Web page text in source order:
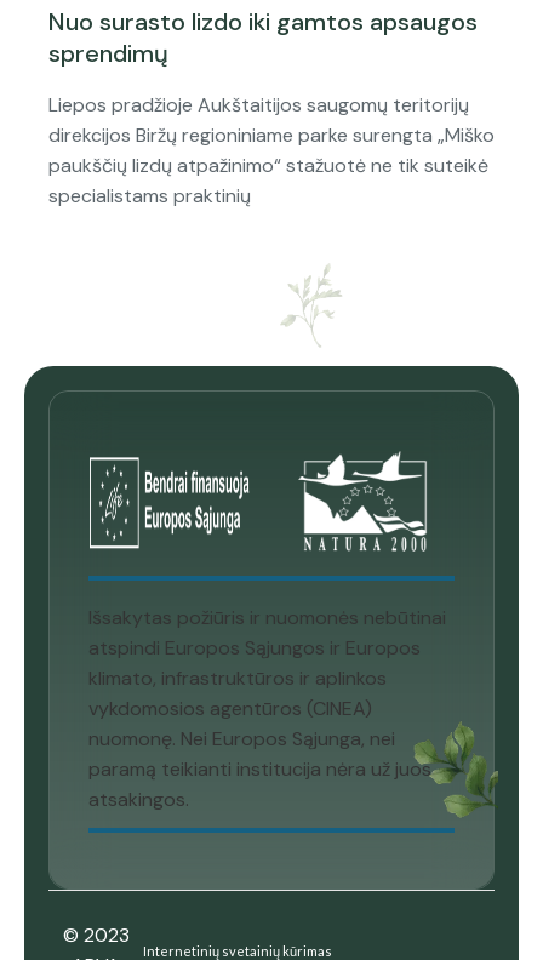
Nuo surasto lizdo iki gamtos apsaugos
sprendimų
Liepos pradžioje Aukštaitijos saugomų teritorijų
direkcijos Biržų regioniniame parke surengta „Miško
paukščių lizdų atpažinimo“ stažuotė ne tik suteikė
specialistams praktinių
Išsakytas požiūris ir nuomonės nebūtinai
atspindi Europos Sąjungos ir Europos
klimato, infrastruktūros ir aplinkos
vykdomosios agentūros (CINEA)
nuomonę. Nei Europos Sąjunga, nei
paramą teikianti institucija nėra už juos
atsakingos.
© 2023
Internetinių svetainių kūrimas